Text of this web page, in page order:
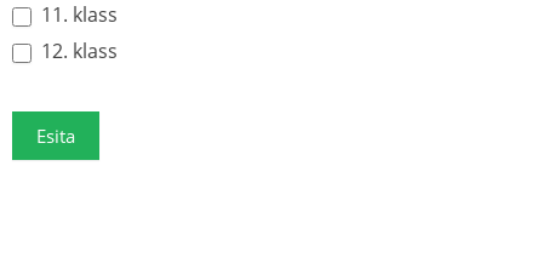
11. klass
12. klass
Esita